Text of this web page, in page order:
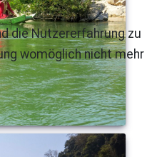
die Nutzererfahrung zu
womöglich nicht mehr